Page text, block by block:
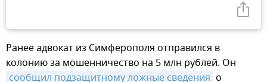
Ранее адвокат из Симферополя отправился в
колонию за мошенничество на 5 млн рублей. Он
сообщил подзащитному ложные сведения о